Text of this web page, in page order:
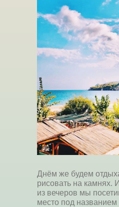
Днём же будем
рисовать на камнях.
из вечеров мы
место под